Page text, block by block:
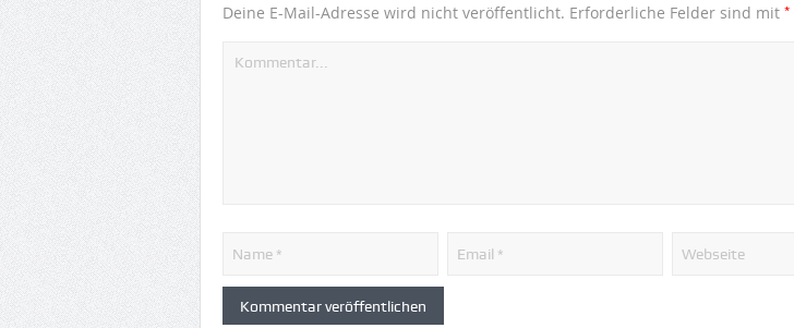
Deine E-Mail-Adresse wird nicht veröffentlicht. Erforderliche Felder sind mit *